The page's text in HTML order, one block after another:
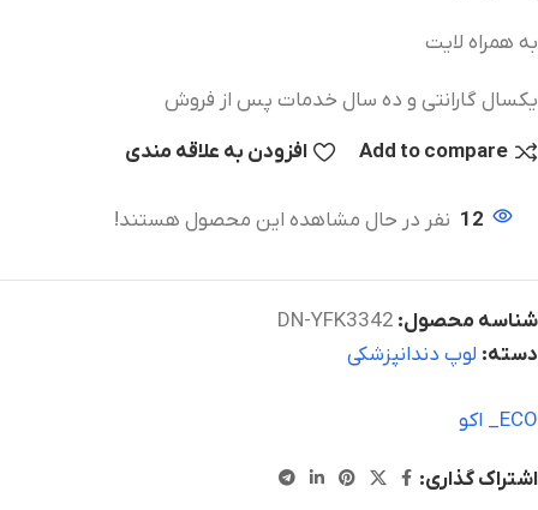
به همراه لایت
یکسال گارانتی و ده سال خدمات پس از فروش
Add to compare
افزودن به علاقه مندی
12 نفر در حال مشاهده این محصول هستند!
شناسه محصول: DN-YFK3342
دسته: لوپ دندانپزشکی
ECO_ اکو
اشتراک گذاری: